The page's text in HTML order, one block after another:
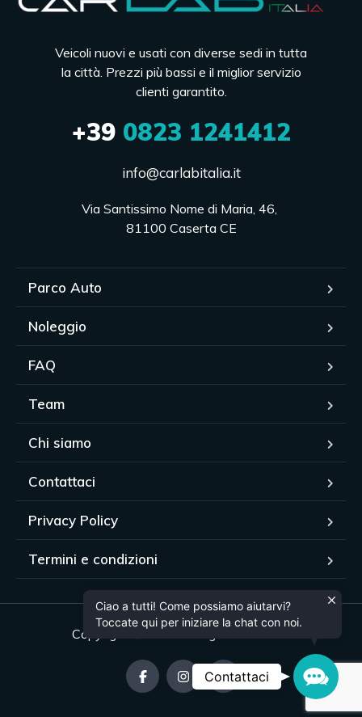
Veicoli nuovi e usati con diverse sedi in tutta
la città. Prezzi più bassi e il miglior servizio
clienti garantito.
+390823 1241412
info@carlabitalia.it
Via Santissimo Nome di Maria, 46,
81100 Caserta CE
Parco Auto
Noleggio
FAQ
Team
Chi siamo
Contattaci
Privacy Policy
Termini e condizioni
Copyright © 2024. All rights reserved.
Contattaci
Ciao a tutti! Come possiamo aiutarvi?
Toccate qui per iniziare la chat con noi.